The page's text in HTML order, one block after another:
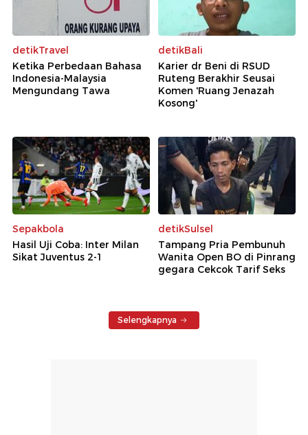
detikTravel
Ketika Perbedaan Bahasa
Indonesia-Malaysia
Mengundang Tawa
detikBali
Karier dr Beni di RSUD
Ruteng Berakhir Seusai
Komen 'Ruang Jenazah
Kosong'
Sepakbola
Hasil Uji Coba: Inter Milan
Sikat Juventus 2-1
detikSulsel
Tampang Pria Pembunuh
Wanita Open BO di Pinrang
gegara Cekcok Tarif Seks
Selengkapnya